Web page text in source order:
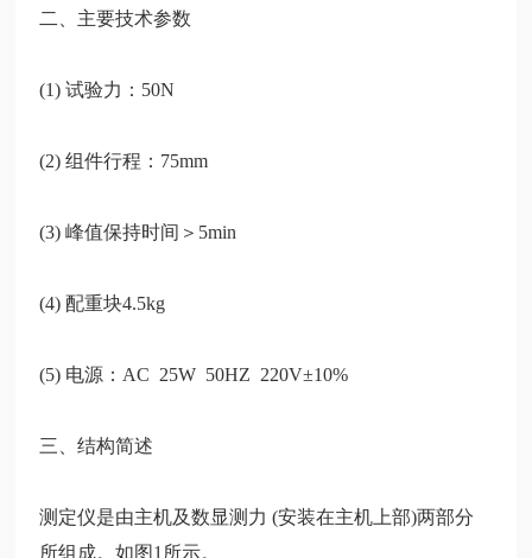
二、主要技术参数
(1) 试验力：50N
(2) 组件行程：75mm
(3) 峰值保持时间＞5min
(4) 配重块4.5kg
(5) 电源：AC 25W 50HZ 220V±10%
三、结构简述
测定仪是由主机及数显测力 (安装在主机上部)两部分
所组成。如图 1所示。